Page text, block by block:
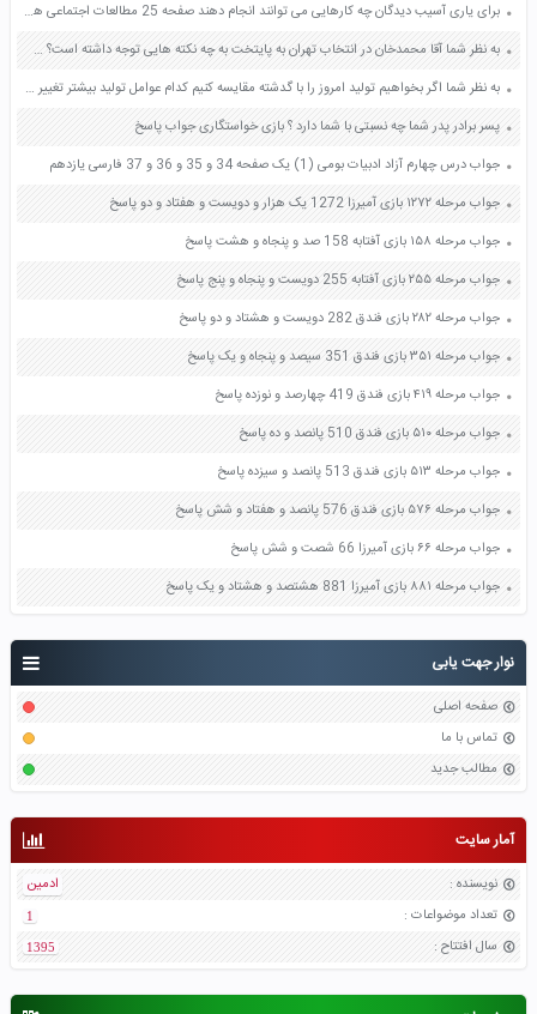
نوار جهت یابی
صفحه اصلی
تماس با ما
مطالب جدید
آمار سایت
نویسنده :
ادمین
تعداد موضواعات :
1
سال افتتاح :
1395
برای یاری آسیب دیدگان چه کارهایی می توانند انجام دهند صفحه 25 مطالعات اجتماعی هفتم
به نظر شما آقا محمدخان در انتخاب تهران به پایتخت به چه نکته هایی توجه داشته است؟ صفحه 74 مطالعات اجتماعی نهم
به نظر شما اگر بخواهیم تولید امروز را با گدشته مقایسه کنیم کدام عوامل تولید بیشتر تغییر کرده اند یک مثال بزنید صفحه 34 مطالعات اجتماعی هفتم
پسر برادر پدر شما چه نسبتی با شما دارد ؟ بازی خواستگاری جواب پاسخ
جواب درس چهارم آزاد ادبیات بومی (1) یک صفحه 34 و 35 و 36 و 37 فارسی یازدهم
جواب مرحله ۱۲۷۲ بازی آمیرزا 1272 یک هزار و دویست و هفتاد و دو پاسخ
جواب مرحله ۱۵۸ بازی آفتابه 158 صد و پنجاه و هشت پاسخ
جواب مرحله ۲۵۵ بازی آفتابه 255 دویست و پنجاه و پنج پاسخ
جواب مرحله ۲۸۲ بازی فندق 282 دویست و هشتاد و دو پاسخ
جواب مرحله ۳۵۱ بازی فندق 351 سیصد و پنجاه و یک پاسخ
جواب مرحله ۴۱۹ بازی فندق 419 چهارصد و نوزده پاسخ
جواب مرحله ۵۱۰ بازی فندق 510 پانصد و ده پاسخ
جواب مرحله ۵۱۳ بازی فندق 513 پانصد و سیزده پاسخ
جواب مرحله ۵۷۶ بازی فندق 576 پانصد و هفتاد و شش پاسخ
جواب مرحله ۶۶ بازی آمیرزا 66 شصت و شش پاسخ
جواب مرحله ۸۸۱ بازی آمیرزا 881 هشتصد و هشتاد و یک پاسخ